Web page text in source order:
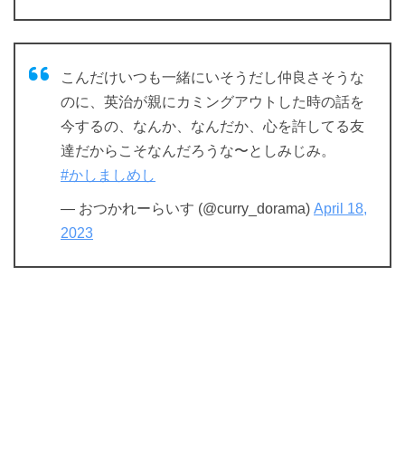
こんだけいつも一緒にいそうだし仲良さそうな
のに、英治が親にカミングアウトした時の話を
今するの、なんか、なんだか、心を許してる友
達だからこそなんだろうな〜としみじみ。
#かしましめし
— おつかれーらいす (@curry_dorama) April 18,
2023